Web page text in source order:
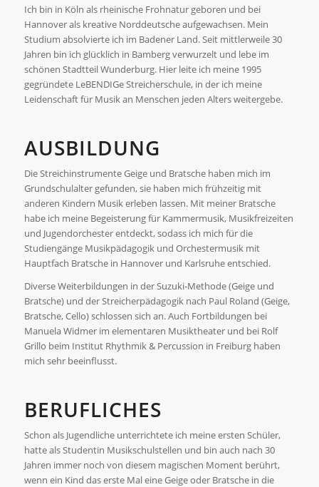
Ich bin in Köln als rheinische Frohnatur geboren und bei
Hannover als kreative Norddeutsche aufgewachsen. Mein
Studium absolvierte ich im Badener Land. Seit mittlerweile 30
Jahren bin ich glücklich in Bamberg verwurzelt und lebe im
schönen Stadtteil Wunderburg. Hier leite ich meine 1995
gegründete LeBENDIGe Streicherschule, in der ich meine
Leidenschaft für Musik an Menschen jeden Alters weitergebe.
AUSBILDUNG
Die Streichinstrumente Geige und Bratsche haben mich im
Grundschulalter gefunden, sie haben mich frühzeitig mit
anderen Kindern Musik erleben lassen. Mit meiner Bratsche
habe ich meine Begeisterung für Kammermusik, Musikfreizeiten
und Jugendorchester entdeckt, sodass ich mich für die
Studiengänge Musikpädagogik und Orchestermusik mit
Hauptfach Bratsche in Hannover und Karlsruhe entschied.
Diverse Weiterbildungen in der Suzuki-Methode (Geige und
Bratsche) und der Streicherpädagogik nach Paul Roland (Geige,
Bratsche, Cello) schlossen sich an. Auch Fortbildungen bei
Manuela Widmer im elementaren Musiktheater und bei Rolf
Grillo beim Institut Rhythmik & Percussion in Freiburg haben
mich sehr beeinflusst.
BERUFLICHES
Schon als Jugendliche unterrichtete ich meine ersten Schüler,
hatte als Studentin Musikschulstellen und bin auch nach 30
Jahren immer noch von diesem magischen Moment berührt,
wenn ein Kind das erste Mal eine Geige oder Bratsche in die